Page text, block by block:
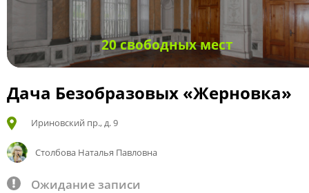
20 свободных мест
Дача Безобразовых «Жерновка»
Ириновский пр., д. 9
Столбова Наталья Павловна
Ожидание записи